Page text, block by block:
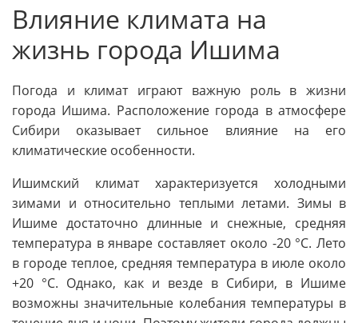
Влияние климата на
жизнь города Ишима
Погода и климат играют важную роль в жизни
города Ишима. Расположение города в атмосфере
Сибири оказывает сильное влияние на его
климатические особенности.
Ишимский климат характеризуется холодными
зимами и относительно теплыми летами. Зимы в
Ишиме достаточно длинные и снежные, средняя
температура в январе составляет около -20 °C. Лето
в городе теплое, средняя температура в июле около
+20 °C. Однако, как и везде в Сибири, в Ишиме
возможны значительные колебания температуры в